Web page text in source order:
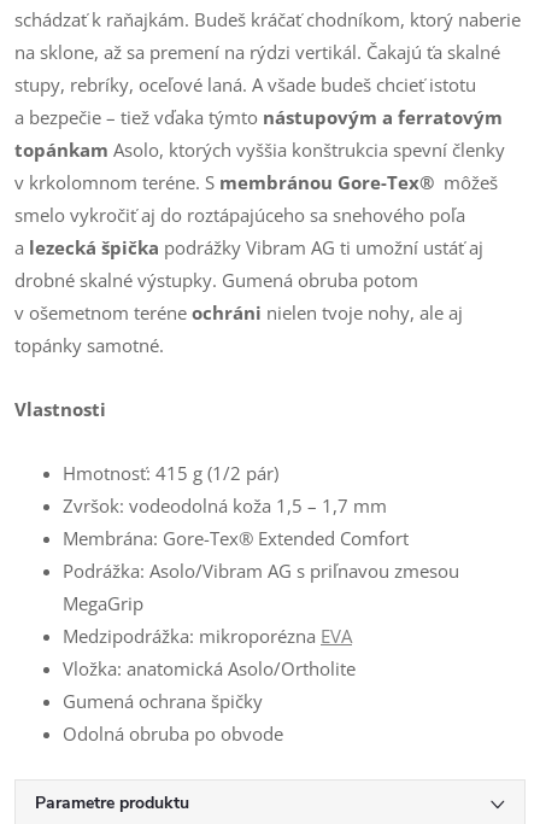
schádzať k raňajkám. Budeš kráčať chodníkom, ktorý naberie
na sklone, až sa premení na rýdzi vertikál. Čakajú ťa skalné
stupy, rebríky, oceľové laná. A všade budeš chcieť istotu
a bezpečie – tiež vďaka týmto nástupovým a ferratovým
topánkam Asolo, ktorých vyššia konštrukcia spevní členky
v krkolomnom teréne. S membránou Gore-Tex® môžeš
smelo vykročiť aj do roztápajúceho sa snehového poľa
a lezecká špička podrážky Vibram AG ti umožní ustáť aj
drobné skalné výstupky. Gumená obruba potom
v ošemetnom teréne ochráni nielen tvoje nohy, ale aj
topánky samotné.
Vlastnosti
Hmotnosť: 415 g (1/2 pár)
Zvršok: vodeodolná koža 1,5 – 1,7 mm
Membrána: Gore-Tex® Extended Comfort
Podrážka: Asolo/Vibram AG s priľnavou zmesou
MegaGrip
Medzipodrážka: mikroporézna EVA
Vložka: anatomická Asolo/Ortholite
Gumená ochrana špičky
Odolná obruba po obvode
Parametre produktu